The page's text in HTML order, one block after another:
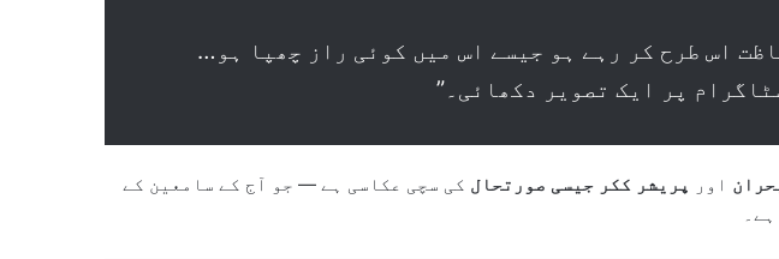
اس طرح کر رہے ہو جیسے اس میں کوئی راز چھپا ہو…
پر ایک تصویر دکھائی۔”
اور پریشر ککر جیسی صورتحال کی سچی عکاسی ہے — جو آج کے سامعین کے